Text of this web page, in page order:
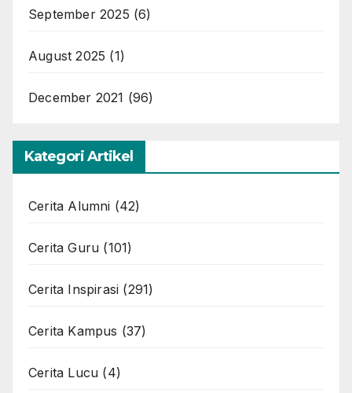
September 2025 (6)
August 2025 (1)
December 2021 (96)
Kategori Artikel
Cerita Alumni (42)
Cerita Guru (101)
Cerita Inspirasi (291)
Cerita Kampus (37)
Cerita Lucu (4)